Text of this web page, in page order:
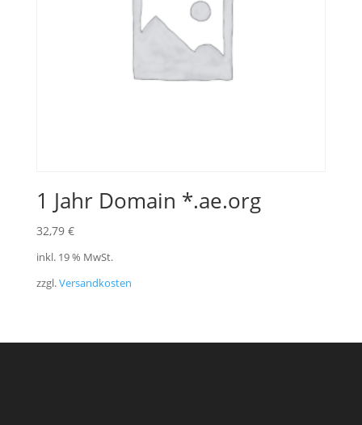
1 Jahr Domain *.ae.org
32,79 €
inkl. 19 % MwSt.
zzgl.Versandkosten